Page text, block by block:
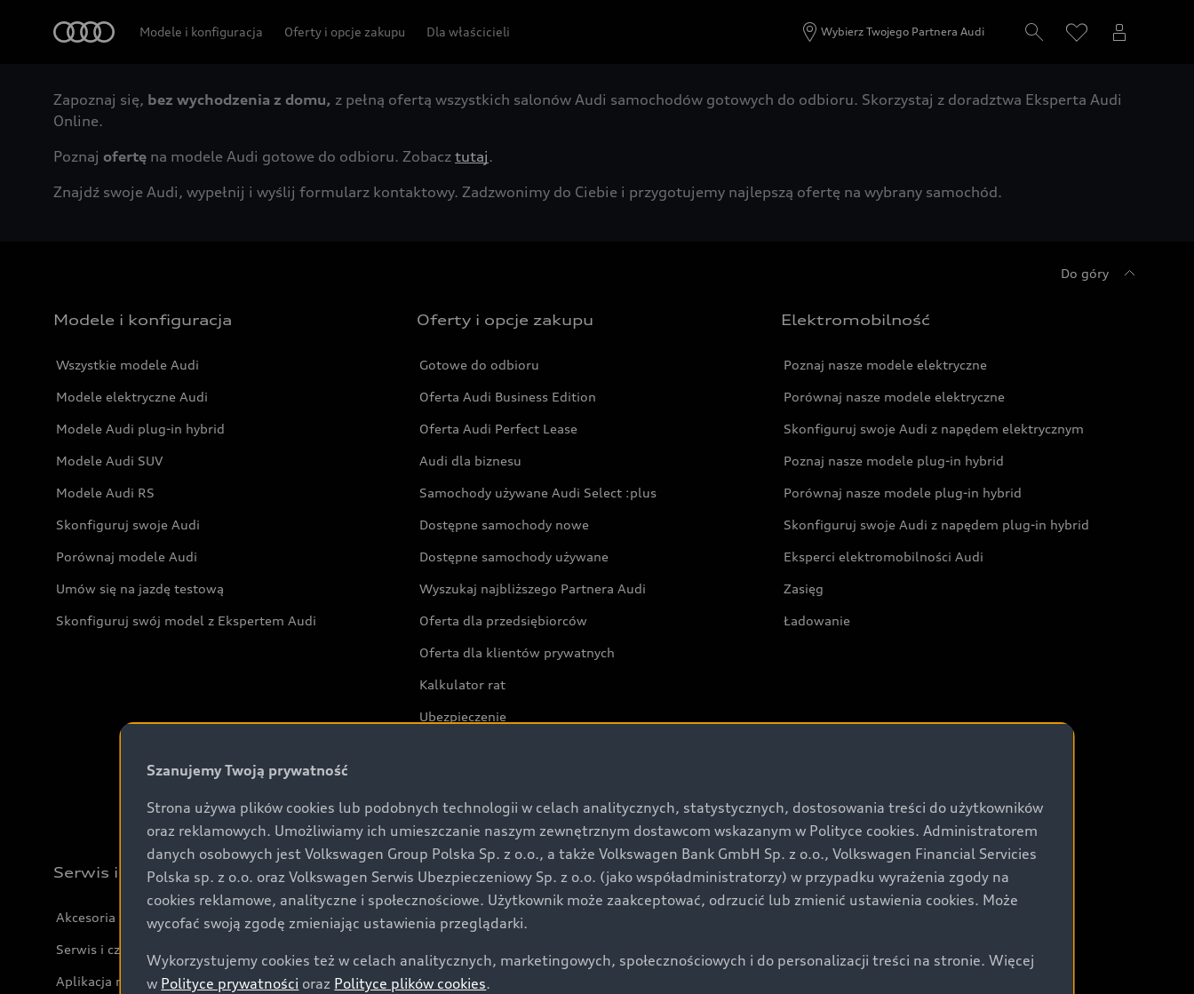
Modele i konfiguracja Oferty i opcje zakupu Dla właścicieli Wybierz Twojego Partnera Audi
Zapoznaj się, bez wychodzenia z domu, z pełną ofertą wszystkich salonów Audi samochodów gotowych do odbioru. Skorzystaj z doradztwa Eksperta Audi
Online.
Poznaj ofertę na modele Audi gotowe do odbioru. Zobacz tutaj.
Znajdź swoje Audi, wypełnij i wyślij formularz kontaktowy. Zadzwonimy do Ciebie i przygotujemy najlepszą ofertę na wybrany samochód.
Do góry
Modele i konfiguracja
Wszystkie modele Audi
Modele elektryczne Audi
Modele Audi plug-in hybrid
Modele Audi SUV
Modele Audi RS
Skonfiguruj swoje Audi
Porównaj modele Audi
Umów się na jazdę testową
Skonfiguruj swój model z Ekspertem Audi
Oferty i opcje zakupu
Gotowe do odbioru
Oferta Audi Business Edition
Oferta Audi Perfect Lease
Audi dla biznesu
Samochody używane Audi Select :plus
Dostępne samochody nowe
Dostępne samochody używane
Wyszukaj najbliższego Partnera Audi
Oferta dla przedsiębiorców
Oferta dla klientów prywatnych
Kalkulator rat
Ubezpieczenie
Audi exclusive
Elektromobilność
Poznaj nasze modele elektryczne
Porównaj nasze modele elektryczne
Skonfiguruj swoje Audi z napędem elektrycznym
Poznaj nasze modele plug-in hybrid
Porównaj nasze modele plug-in hybrid
Skonfiguruj swoje Audi z napędem plug-in hybrid
Eksperci elektromobilności Audi
Zasięg
Ładowanie
Serwis i akcesoria
Akcesoria
Serwis i części
Aplikacja myAudi i usługi cyfrowe
Świat Audi
Aktualności i historie postępu
Audi Nuvolari
Szanujemy Twoją prywatność
Strona używa plików cookies lub podobnych technologii w celach analitycznych, statystycznych, dostosowania treści do użytkowników
oraz reklamowych. Umożliwiamy ich umieszczanie naszym zewnętrznym dostawcom wskazanym w Polityce cookies. Administratorem
danych osobowych jest Volkswagen Group Polska Sp. z o.o., a także Volkswagen Bank GmbH Sp. z o.o., Volkswagen Financial Servicies
Polska sp. z o.o. oraz Volkswagen Serwis Ubezpieczeniowy Sp. z o.o. (jako współadministratorzy) w przypadku wyrażenia zgody na
cookies reklamowe, analityczne i społecznościowe. Użytkownik może zaakceptować, odrzucić lub zmienić ustawienia cookies. Może
wycofać swoją zgodę zmieniając ustawienia przeglądarki.
Wykorzystujemy cookies też w celach analitycznych, marketingowych, społecznościowych i do personalizacji treści na stronie. Więcej
w Polityce prywatności oraz Polityce plików cookies.